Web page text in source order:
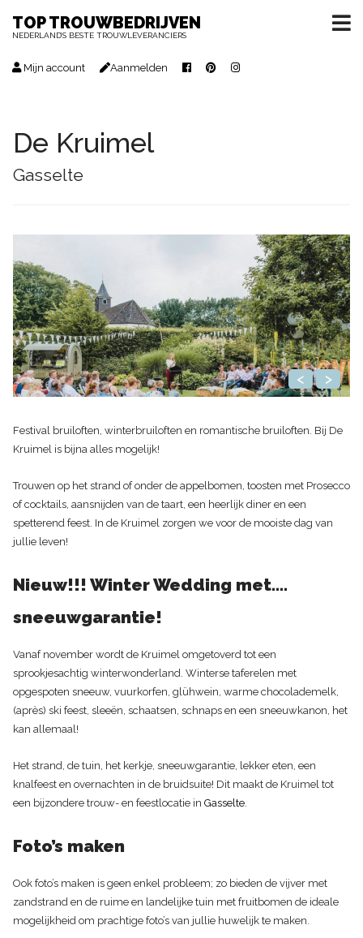
TOP TROUWBEDRIJVEN
NEDERLAND’S BESTE TROUWLEVERANCIERS
Mijn account Aanmelden
De Kruimel
Gasselte
< >
Festival bruiloften, winterbruiloften en romantische bruiloften. Bij De
Kruimel is bijna alles mogelijk!
Trouwen op het strand of onder de appelbomen, toosten met Prosecco
of cocktails, aansnijden van de taart, een heerlijk diner en een
spetterend feest. In de Kruimel zorgen we voor de mooiste dag van
jullie leven!
Nieuw!!! Winter Wedding met….
sneeuwgarantie!
Vanaf november wordt de Kruimel omgetoverd tot een
sprookjesachtig winterwonderland. Winterse taferelen met
opgespoten sneeuw, vuurkorfen, glühwein, warme chocolademelk,
(après) ski feest, sleeën, schaatsen, schnaps en een sneeuwkanon, het
kan allemaal!
Het strand, de tuin, het kerkje, sneeuwgarantie, lekker eten, een
knalfeest en overnachten in de bruidsuite! Dit maakt de Kruimel tot
een bijzondere trouw- en feestlocatie in Gasselte.
Foto’s maken
Ook foto’s maken is geen enkel probleem; zo bieden de vijver met
zandstrand en de ruime en landelijke tuin met fruitbomen de ideale
mogelijkheid om prachtige foto’s van jullie huwelijk te maken.